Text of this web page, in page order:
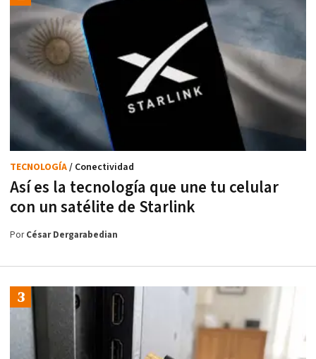
Así es la tecnología que une tu celular
con un satélite de Starlink
TECNOLOGÍA/ Conectividad
PorCésar Dergarabedian